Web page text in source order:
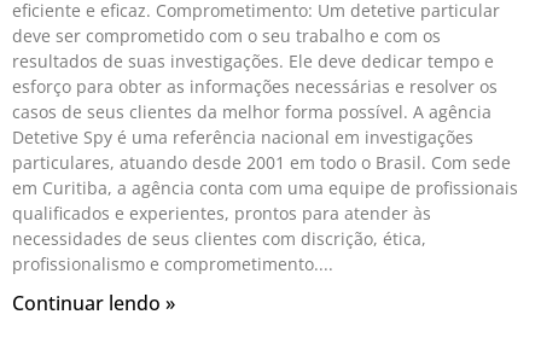
eficiente e eficaz. Comprometimento: Um detetive particular
deve ser comprometido com o seu trabalho e com os
resultados de suas investigações. Ele deve dedicar tempo e
esforço para obter as informações necessárias e resolver os
casos de seus clientes da melhor forma possível. A agência
Detetive Spy é uma referência nacional em investigações
particulares, atuando desde 2001 em todo o Brasil. Com sede
em Curitiba, a agência conta com uma equipe de profissionais
qualificados e experientes, prontos para atender às
necessidades de seus clientes com discrição, ética,
profissionalismo e comprometimento.
Continuar lendo »